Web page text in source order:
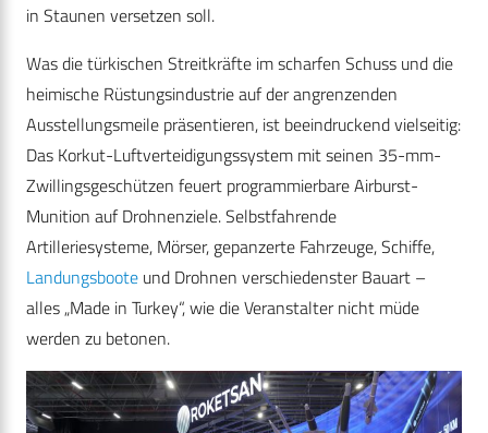
in Staunen versetzen soll.
Was die türkischen Streitkräfte im scharfen Schuss und die
heimische Rüstungsindustrie auf der angrenzenden
Ausstellungsmeile präsentieren, ist beeindruckend vielseitig:
Das Korkut-Luftverteidigungssystem mit seinen 35-mm-
Zwillingsgeschützen feuert programmierbare Airburst-
Munition auf Drohnenziele. Selbstfahrende
Artilleriesysteme, Mörser, gepanzerte Fahrzeuge, Schiffe,
Landungsboote und Drohnen verschiedenster Bauart –
alles „Made in Turkey“, wie die Veranstalter nicht müde
werden zu betonen.